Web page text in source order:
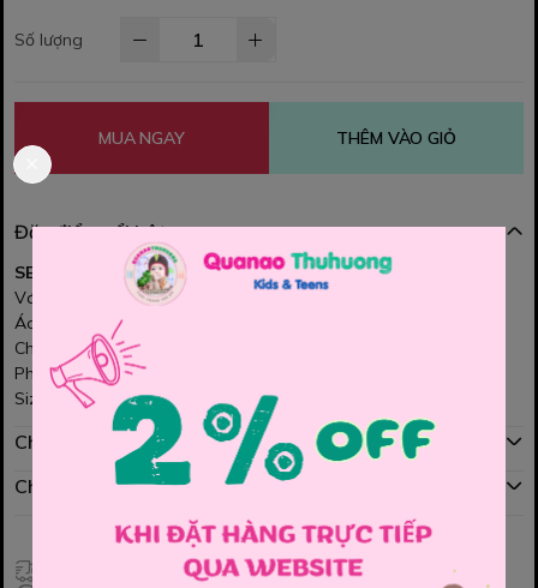
Số lượng
MUA NGAY THÊM VÀO GIỎ
Đặc điểm nổi bật
SET VÁY ĐEN, ÁO TRẮNG THÊU NƠ 🎀
Váy đen basic dễ phối, form xòe nhẹ xinh xắn
Áo trắng tinh tế, điểm thêu nơ đáng yêu
Chất vải mềm mại, bé mặc thoải mái cả ngày
Phù hợp đi chơi, đi tiệc hay chụp hình đều xinh
Size : 110 , 120 , 130 , 140 , 150
Chính sách mua hàng
Chính sách đổi hàng
Giao hàng toàn quốc